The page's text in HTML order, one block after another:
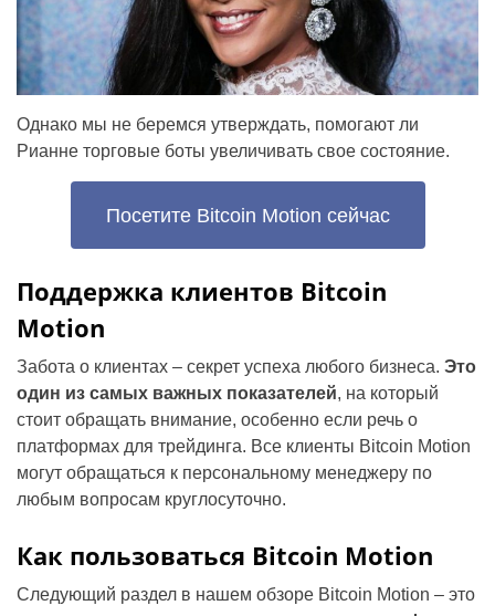
Однако мы не беремся утверждать, помогают ли
Рианне торговые боты увеличивать свое состояние.
Посетите Bitcoin Motion сейчас
Поддержка клиентов Bitcoin
Motion
Забота о клиентах – секрет успеха любого бизнеса. Это
один из самых важных показателей, на который
стоит обращать внимание, особенно если речь о
платформах для трейдинга. Все клиенты Bitcoin Motion
могут обращаться к персональному менеджеру по
любым вопросам круглосуточно.
Как пользоваться Bitcoin Motion
Следующий раздел в нашем обзоре Bitcoin Motion – это